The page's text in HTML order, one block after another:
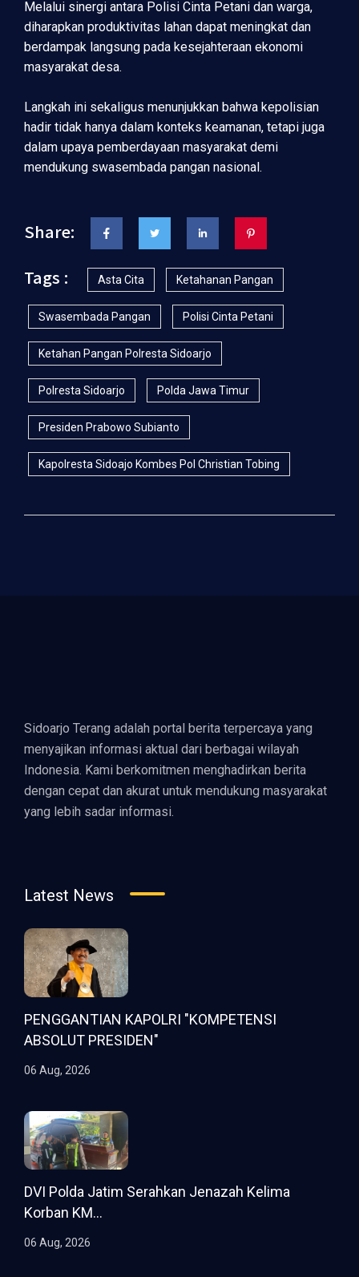
Melalui sinergi antara Polisi Cinta Petani dan warga,
diharapkan produktivitas lahan dapat meningkat dan
berdampak langsung pada kesejahteraan ekonomi
masyarakat desa.
Langkah ini sekaligus menunjukkan bahwa kepolisian
hadir tidak hanya dalam konteks keamanan, tetapi juga
dalam upaya pemberdayaan masyarakat demi
mendukung swasembada pangan nasional.
Share:
Tags :
Asta Cita Ketahanan Pangan
Swasembada Pangan Polisi Cinta Petani
Ketahan Pangan Polresta Sidoarjo
Polresta Sidoarjo Polda Jawa Timur
Presiden Prabowo Subianto
Kapolresta Sidoajo Kombes Pol Christian Tobing
Sidoarjo Terang adalah portal berita terpercaya yang
menyajikan informasi aktual dari berbagai wilayah
Indonesia. Kami berkomitmen menghadirkan berita
dengan cepat dan akurat untuk mendukung masyarakat
yang lebih sadar informasi.
Latest News
PENGGANTIAN KAPOLRI "KOMPETENSI
ABSOLUT PRESIDEN"
06 Aug, 2026
DVI Polda Jatim Serahkan Jenazah Kelima
Korban KM...
06 Aug, 2026